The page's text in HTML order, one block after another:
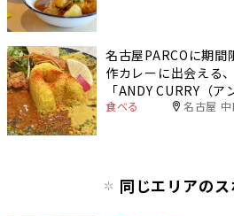
名古屋PARCOに期間
作カレーに出会える
「ANDY CURRY（ア
食べる 名古屋 中
同じエリアのス